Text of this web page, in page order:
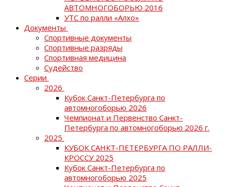
АВТОМНОГОБОРЬЮ 2016
УТС по ралли «Алхо»
Документы
Спортивные документы
Спортивные разряды
Спортивная медицина
Судейство
Серии
2026
Кубок Санкт-Петербурга по
автомногоборью 2026
Чемпионат и Первенство Санкт-
Петербурга по автомногоборью 2026 г.
2025
КУБОК САНКТ-ПЕТЕРБУРГА ПО РАЛЛИ-
КРОССУ 2025
Кубок Санкт-Петербурга по
автомногоборью 2025